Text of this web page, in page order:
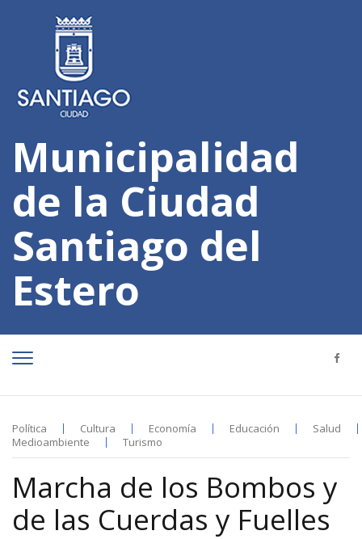
Municipalidad
de la Ciudad
Santiago del
Estero
Política Cultura Economía Educación
Salud
Medioambiente
Turismo
Marcha de los Bombos y
de las Cuerdas y Fuelles